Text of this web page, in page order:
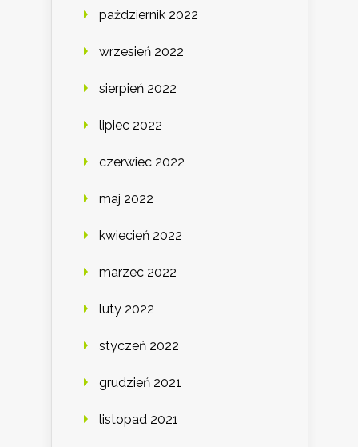
październik 2022
wrzesień 2022
sierpień 2022
lipiec 2022
czerwiec 2022
maj 2022
kwiecień 2022
marzec 2022
luty 2022
styczeń 2022
grudzień 2021
listopad 2021